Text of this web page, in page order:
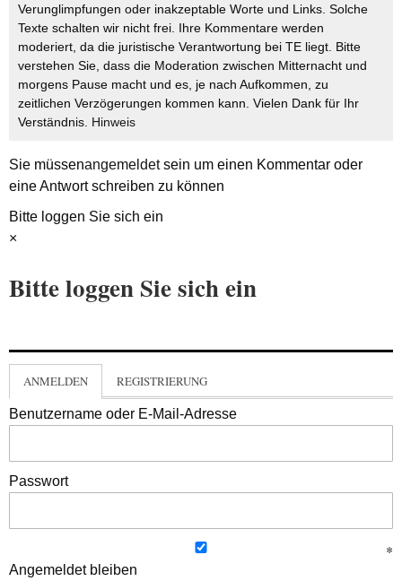
Verunglimpfungen oder inakzeptable Worte und Links. Solche
Texte schalten wir nicht frei. Ihre Kommentare werden
moderiert, da die juristische Verantwortung bei TE liegt. Bitte
verstehen Sie, dass die Moderation zwischen Mitternacht und
morgens Pause macht und es, je nach Aufkommen, zu
zeitlichen Verzögerungen kommen kann. Vielen Dank für Ihr
Verständnis. Hinweis
Sie müssenangemeldetsein um einen Kommentar oder
eine Antwort schreiben zu können
Bitte loggen Sie sich ein
×
Bitte loggen Sie sich ein
ANMELDEN REGISTRIERUNG
Benutzername oder E-Mail-Adresse
Passwort
Angemeldet bleiben